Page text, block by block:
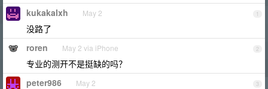
1
kukakalxh May 2
没路了
2
roren May 2 via iPhone
专业的测开不是挺缺的吗？
3
peter986 May 2